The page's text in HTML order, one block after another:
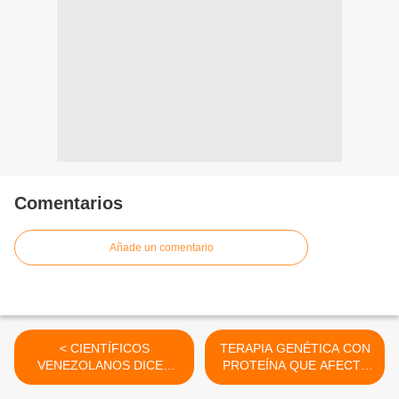
Comentarios
Añade un comentario
< CIENTÍFICOS
VENEZOLANOS DICEN
HABER ENCONTRADO
TERAPIA GENÉTICA CON
PROTEÍNA QUE AFECTA
AL HUMOR PODRÍA